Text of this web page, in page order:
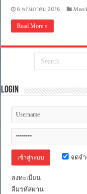
6 พฤษภาคม 2016
Read More »
Login
จดจ
ลงทะเบียน
ลืมรหัสผ่าน